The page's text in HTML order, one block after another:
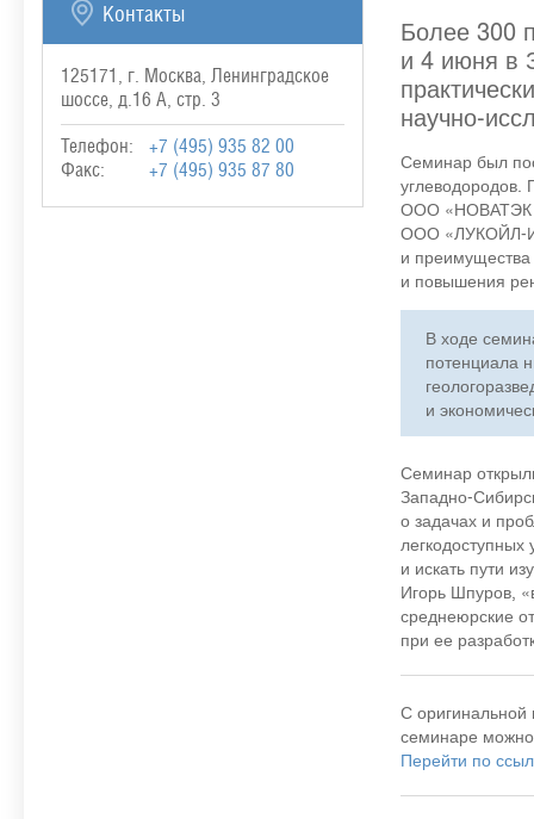
Контакты
125171, г. Москва, Ленинградское
шоссе, д.16 А, стр. 3
Телефон:
+7 (495) 935 82 00
Факс:
+7 (495) 935 87 80
Более 300
и 4 июня в
научно-
Семинар был
углеводородов.
ООО
ООО «ЛУКОЙЛ-
и
и повышения
В ходе
потенциала
и
Семинар
Западно-
о задачах и
и искать пути
Игорь Шпуров,
среднеюрские
при ее
С
семинаре
Перейти по